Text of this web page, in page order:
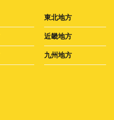
東北地方
近畿地方
九州地方